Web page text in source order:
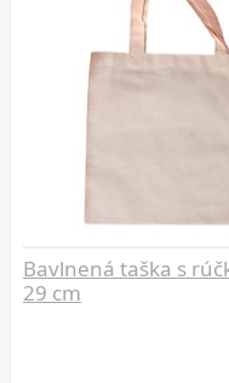
Bavlnená taška s
29 cm